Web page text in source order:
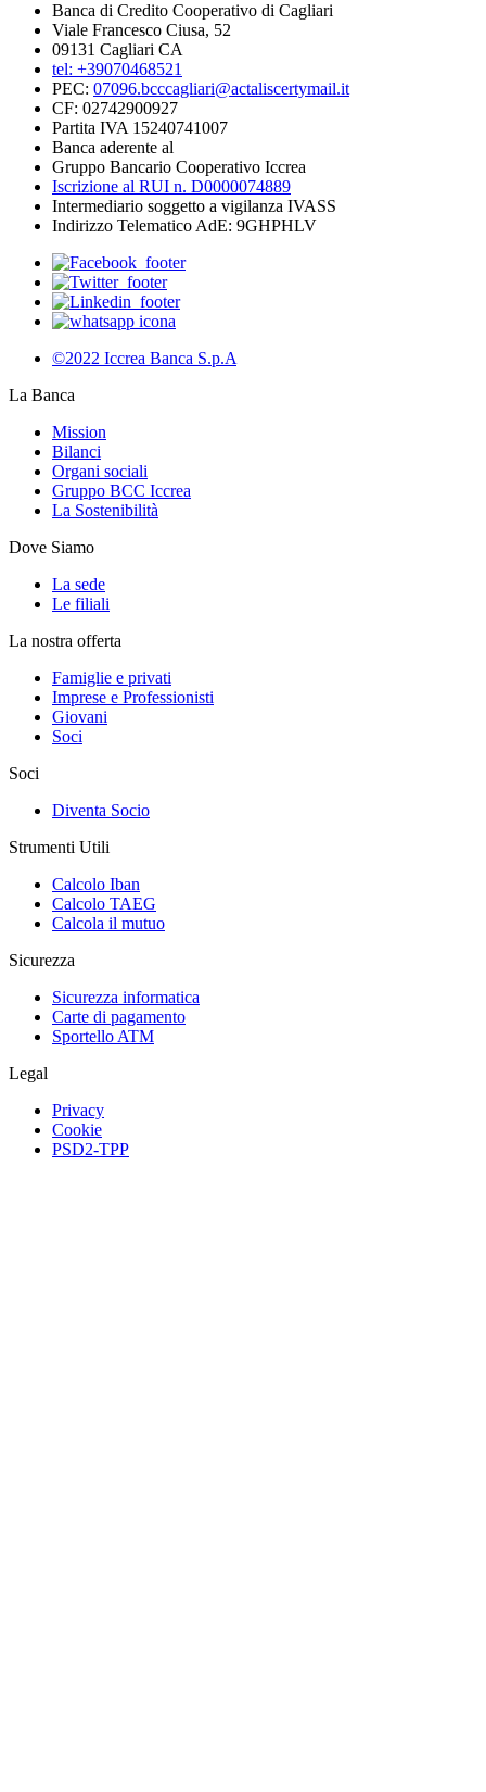
Banca di Credito Cooperativo di Cagliari
Viale Francesco Ciusa, 52
09131 Cagliari CA
tel: +39070468521
PEC: 07096.bcccagliari@actaliscertymail.it
CF: 02742900927
Partita IVA 15240741007
Banca aderente al
Gruppo Bancario Cooperativo Iccrea
Iscrizione al RUI n. D0000074889
Intermediario soggetto a vigilanza IVASS
Indirizzo Telematico AdE: 9GHPHLV
©2022 Iccrea Banca S.p.A
La Banca
Mission
Bilanci
Organi sociali
Gruppo BCC Iccrea
La Sostenibilità
Dove Siamo
La sede
Le filiali
La nostra offerta
Famiglie e privati
Imprese e Professionisti
Giovani
Soci
Soci
Diventa Socio
Strumenti Utili
Calcolo Iban
Calcolo TAEG
Calcola il mutuo
Sicurezza
Sicurezza informatica
Carte di pagamento
Sportello ATM
Legal
Privacy
Cookie
PSD2-TPP